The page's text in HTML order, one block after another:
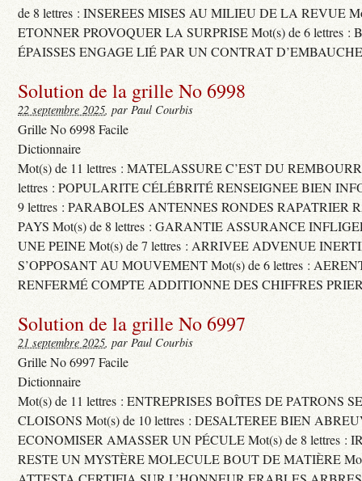
de 8 lettres : INSEREES MISES AU MILIEU DE LA REVUE
ETONNER PROVOQUER LA SURPRISE Mot(s) de 6 lettres :
ÉPAISSES ENGAGE LIÉ PAR UN CONTRAT
Solution de la grille No 6998
22 septembre 2025, par Paul Courbis
Grille No 6998 Facile
Dictionnaire
Mot(s) de 11 lettres : MATELASSURE C’EST DU
lettres : POPULARITE CÉLÉBRITÉ RENSEIGNEE BIEN
9 lettres : PARABOLES ANTENNES RONDES RAPATRIER
PAYS Mot(s) de 8 lettres : GARANTIE ASSURANCE
UNE PEINE Mot(s) de 7 lettres : ARRIVEE ADVENUE
S’OPPOSANT AU MOUVEMENT Mot(s) de 6 lettres :
RENFERMÉ COMPTE ADDITIONNE DES CHIFFRES
Solution de la grille No 6997
21 septembre 2025, par Paul Courbis
Grille No 6997 Facile
Dictionnaire
Mot(s) de 11 lettres : ENTREPRISES BOÎTES DE PATRONS
CLOISONS Mot(s) de 10 lettres : DESALTEREE BIEN
ECONOMISER AMASSER UN PÉCULE Mot(s) de 8 lettres :
RESTE UN MYSTÈRE MOLECULE BOUT DE MATIÈRE